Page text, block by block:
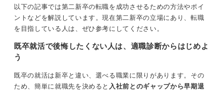
事をするのか、何のために仕事をするのか、それを明確
にしましょう。
です。そのうえで面接などの選考に臨みましょう。
責で退職してしまったことを話します。たとえば「○○が
不足していた」「○○が足りなかった」などです。
以下の記事では第二新卒の転職を成功させるための方法やポイ
ントなどを解説しています。現在第二新卒の立場にあり、転職
を目指している人は、ぜひ参考にしてください。
既卒就活で後悔したくない人は、適職診断からはじめよ
う
既卒の就活は新卒と違い、選べる職業に限りがあります。その
ため、簡単に就職先を決めると 入社前とのギャップから早期退